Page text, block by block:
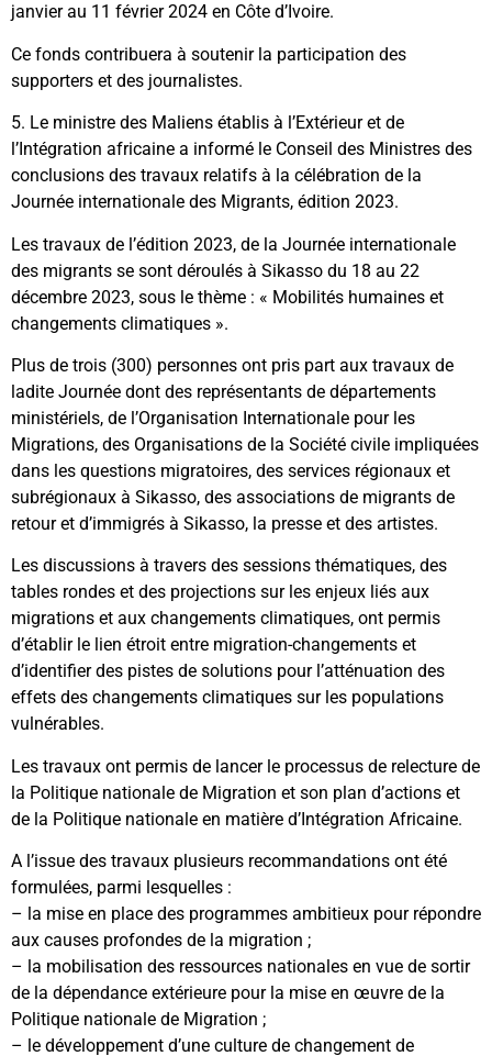
janvier au 11 février 2024 en Côte d’Ivoire.
Ce fonds contribuera à soutenir la participation des
supporters et des journalistes.
5. Le ministre des Maliens établis à l’Extérieur et de
l’Intégration africaine a informé le Conseil des Ministres des
conclusions des travaux relatifs à la célébration de la
Journée internationale des Migrants, édition 2023.
Les travaux de l’édition 2023, de la Journée internationale
des migrants se sont déroulés à Sikasso du 18 au 22
décembre 2023, sous le thème : « Mobilités humaines et
changements climatiques ».
Plus de trois (300) personnes ont pris part aux travaux de
ladite Journée dont des représentants de départements
ministériels, de l’Organisation Internationale pour les
Migrations, des Organisations de la Société civile impliquées
dans les questions migratoires, des services régionaux et
subrégionaux à Sikasso, des associations de migrants de
retour et d’immigrés à Sikasso, la presse et des artistes.
Les discussions à travers des sessions thématiques, des
tables rondes et des projections sur les enjeux liés aux
migrations et aux changements climatiques, ont permis
d’établir le lien étroit entre migration-changements et
d’identifier des pistes de solutions pour l’atténuation des
effets des changements climatiques sur les populations
vulnérables.
Les travaux ont permis de lancer le processus de relecture de
la Politique nationale de Migration et son plan d’actions et
de la Politique nationale en matière d’Intégration Africaine.
A l’issue des travaux plusieurs recommandations ont été
formulées, parmi lesquelles :
– la mise en place des programmes ambitieux pour répondre
aux causes profondes de la migration ;
– la mobilisation des ressources nationales en vue de sortir
de la dépendance extérieure pour la mise en œuvre de la
Politique nationale de Migration ;
– le développement d’une culture de changement de